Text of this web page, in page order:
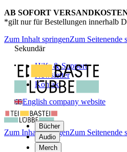
AB SOFORT
*gilt nur für Bestellungen innerhalb
Zum Inhalt springenZum Seitenende
Sekundär
Hilfe & Support
Newsletter
Kontakt
English company website
Bücher
Audio
Merch
Zum Inhalt springenZum Seitenende